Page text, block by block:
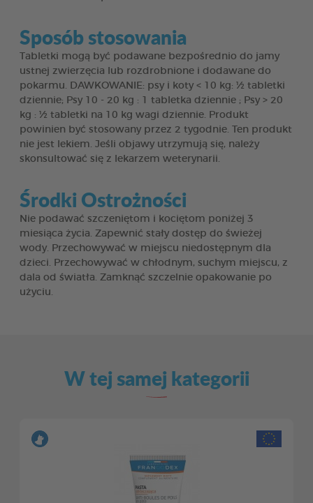
Sposób stosowania
Tabletki mogą być podawane bezpośrednio do jamy
ustnej zwierzęcia lub rozdrobnione i dodawane do
pokarmu. DAWKOWANIE: psy i koty < 10 kg: ½ tabletki
dziennie; Psy 10 - 20 kg : 1 tabletka dziennie ; Psy > 20
kg : ½ tabletki na 10 kg wagi dziennie. Produkt
powinien być stosowany przez 2 tygodnie. Ten produkt
nie jest lekiem. Jeśli objawy utrzymują się, należy
skonsultować się z lekarzem weterynarii.
Środki Ostrożności
Nie podawać szczeniętom i kociętom poniżej 3
miesiąca życia. Zapewnić stały dostęp do świeżej
wody. Przechowywać w miejscu niedostępnym dla
dzieci. Przechowywać w chłodnym, suchym miejscu, z
dala od światła. Zamknąć szczelnie opakowanie po
użyciu.
W tej samej kategorii